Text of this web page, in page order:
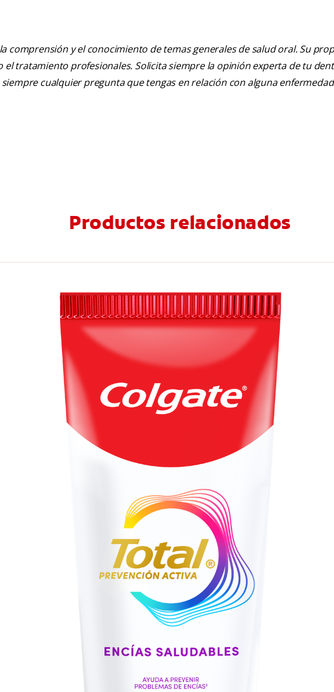
comprensión y el conocimiento de temas generales de salud oral. Su
tratamiento profesionales. Solicita siempre la opinión experta de tu
cualquier pregunta que tengas en relación con alguna
Productos relacionados